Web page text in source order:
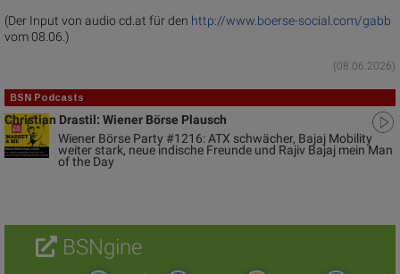
(Der Input von audio cd.at für den http://www.boerse-social.com/gabb
vom 08.06.)
(08.06.2026)
BSN Podcasts
Christian Drastil: Wiener Börse Plausch
Wiener Börse Party #1216: ATX schwächer, Bajaj Mobility
weiter stark, neue indische Freunde und Rajiv Bajaj mein Man
of the Day
BSNgine